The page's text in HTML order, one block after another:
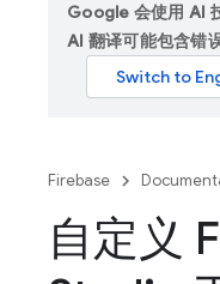
Google 会使用 AI
AI 翻译可能包含错误
Firebase
自定义